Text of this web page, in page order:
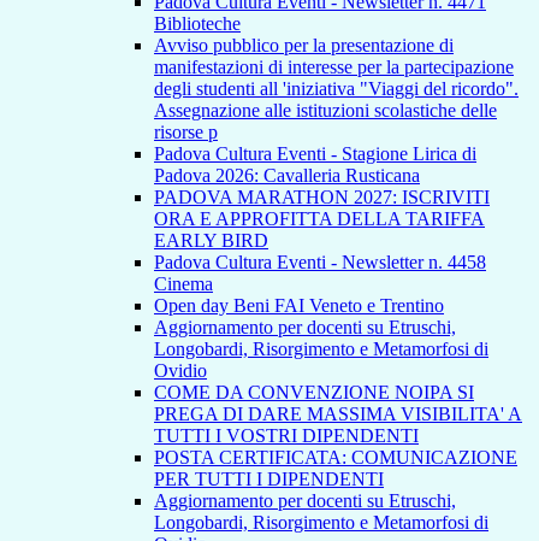
Biblioteche
Avviso pubblico per la presentazione di
manifestazioni di interesse per la partecipazione
degli studenti all 'iniziativa "Viaggi del ricordo".
Assegnazione alle istituzioni scolastiche delle
risorse p
Padova Cultura Eventi - Stagione Lirica di
Padova 2026: Cavalleria Rusticana
PADOVA MARATHON 2027: ISCRIVITI
ORA E APPROFITTA DELLA TARIFFA
EARLY BIRD
Padova Cultura Eventi - Newsletter n. 4458
Cinema
Open day Beni FAI Veneto e Trentino
Aggiornamento per docenti su Etruschi,
Longobardi, Risorgimento e Metamorfosi di
Ovidio
COME DA CONVENZIONE NOIPA SI
PREGA DI DARE MASSIMA VISIBILITA' A
TUTTI I VOSTRI DIPENDENTI
POSTA CERTIFICATA: COMUNICAZIONE
PER TUTTI I DIPENDENTI
Aggiornamento per docenti su Etruschi,
Longobardi, Risorgimento e Metamorfosi di